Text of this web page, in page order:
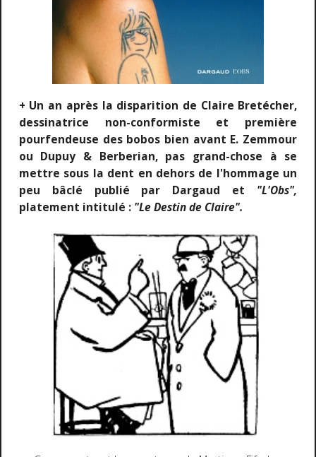
+ Un an après la disparition de Claire Bretécher,
dessinatrice non-conformiste et première
pourfendeuse des bobos bien avant E. Zemmour
ou Dupuy & Berberian, pas grand-chose à se
mettre sous la dent en dehors de l'hommage un
peu bâclé publié par Dargaud et "L'Obs",
platement intitulé :"Le Destin de Claire".